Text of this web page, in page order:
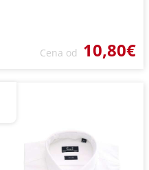
Cena od 10,80€